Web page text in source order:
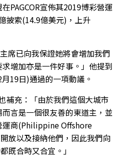
PAGCOR宣佈其2019博彩營運
披索(14.9億美元)，上升
席已向我保證她將會增加我們
增加亦是一件好事。」他提到
19日)通過的一項動議。
補充：「由於我們這個大城市
言是一個很友善的東道主，並
運商(Philippine Offshore
放以及接納他們，因此我們向
既合時又合宜。」